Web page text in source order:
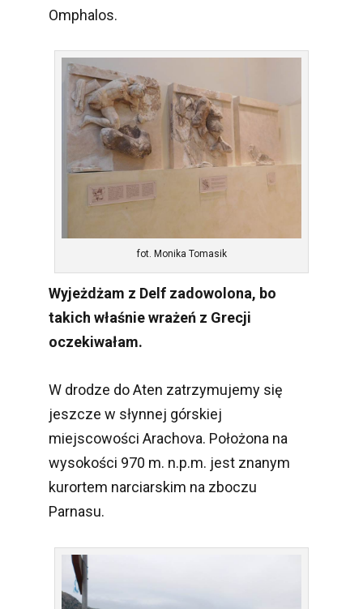
Omphalos.
fot. Monika Tomasik
Wyjeżdżam z Delf zadowolona, bo
takich właśnie wrażeń z Grecji
oczekiwałam.
W drodze do Aten zatrzymujemy się
jeszcze w słynnej górskiej
miejscowości Arachova. Położona na
wysokości 970 m. n.p.m. jest znanym
kurortem narciarskim na zboczu
Parnasu.